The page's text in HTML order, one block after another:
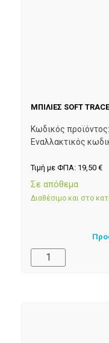
ΜΠΙΛΙΕΣ SOFT
Κωδικός προϊόντος:
Εναλλακτικός
Τιμή με ΦΠΑ: 19,50 €
Σε απόθεμα
Διαθέσιμο και στο